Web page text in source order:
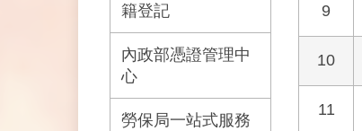
籍登記
內政部憑證管理中
心
勞保局一站式服務
9
10
11